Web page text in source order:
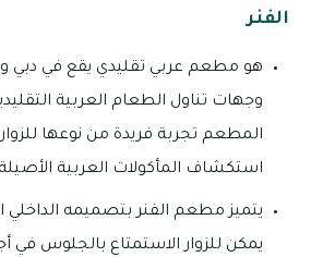
الفنر
هو مطعم عربي تقليدي يقع في دبي
وجهات تناول الطعام العربية
المطعم تجربة فريدة من نوعها
استكشاف المأكولات العربية الأصيلة
يتميز مطعم الفنر بتصميمه الداخلي
يمكن للزوار الاستمتاع بالجلوس في